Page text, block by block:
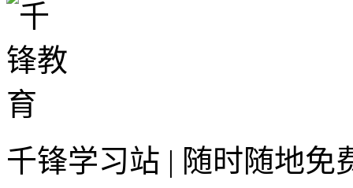
千锋学习站 | 随时随地免